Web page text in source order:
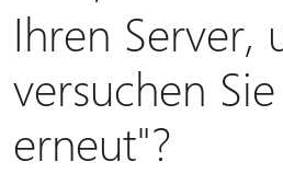
Ihren Server,
versuchen
erneut"?